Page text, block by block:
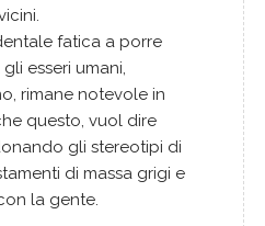
fatica a porre
esseri umani,
rimane notevole in
questo, vuol dire
gli stereotipi di
di massa grigi e
la gente.